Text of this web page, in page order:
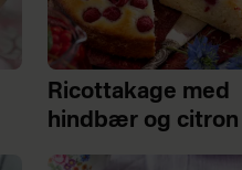
Ricottakage med
hindbær og citron